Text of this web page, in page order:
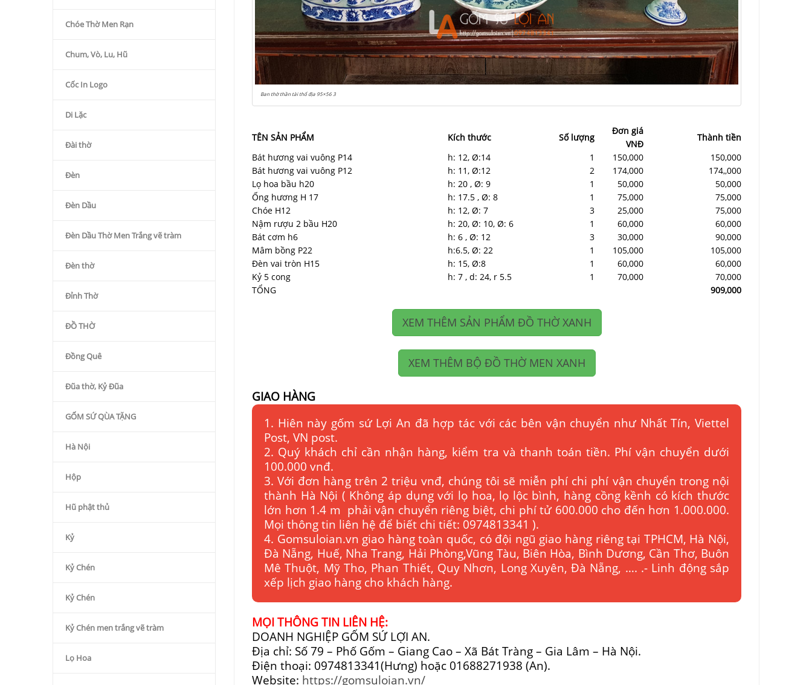
Chóe Thờ Men Rạn
Chum, Vò, Lu, Hũ
Cốc In Logo
Di Lặc
Đài thờ
Đèn
Đèn Dầu
Đèn Dầu Thờ Men Trắng vẽ tràm
Đèn thờ
Đỉnh Thờ
ĐỒ THỜ
Đồng Quê
Đũa thờ, Kỷ Đũa
GỐM SỨ QÙA TẶNG
Hà Nội
Hộp
Hũ phật thủ
Kỷ
Kỷ Chén
Kỷ Chén
Kỷ Chén men trắng vẽ tràm
Lọ Hoa
Ban thờ thần tài thổ địa 95×56 3
TÊN SẢN PHẨM Kích thước Số lượng
Đơn giá
VNĐ
Thành tiền
Bát hương vai vuông P14
h: 12, Ø:14 1 150,000
150,000
Bát hương vai vuông P12
h: 11, Ø:12 2 174,000
174,,000
Lọ hoa bầu h20
h: 20 , Ø: 9 1 50,000
50,000
Ống hương H 17
h: 17.5 , Ø: 8 1 75,000
75,000
Chóe H12
h: 12, Ø: 7 3 25,000
75,000
Nậm rượu 2 bầu H20
h: 20, Ø: 10, Ø: 6 1 60,000
60,000
Bát cơm h6
h: 6 , Ø: 12 3 30,000
90,000
Mâm bồng P22
h:6.5, Ø: 22 1 105,000
105,000
Đèn vai tròn H15
h: 15, Ø:8 1 60,000
60,000
Kỷ 5 cong
h: 7 , d: 24, r 5.5 1 70,000
70,000
TỔNG
909,000
XEM THÊM SẢN PHẨM ĐỒ THỜ XANH
XEM THÊM BỘ ĐỒ THỜ MEN XANH
GIAO HÀNG
1. Hiên này gốm sứ Lợi An đã hợp tác với các bên vận chuyển như Nhất Tín, Viettel
Post, VN post.
2. Quý khách chỉ cần nhận hàng, kiểm tra và thanh toán tiền. Phí vận chuyển dưới
100.000 vnđ.
3. Với đơn hàng trên 2 triệu vnđ, chúng tôi sẽ miễn phí chi phí vận chuyển trong nội
thành Hà Nội ( Không áp dụng với lọ hoa, lọ lộc bình, hàng cồng kềnh có kích thước
lớn hơn 1.4 m phải vận chuyển riêng biệt, chi phí tử 600.000 cho đến hơn 1.000.000.
Mọi thông tin liên hệ để biết chi tiết: 0974813341 ).
4. Gomsuloian.vn giao hàng toàn quốc, có đội ngũ giao hàng riêng tại TPHCM, Hà Nội,
Đà Nẵng, Huế, Nha Trang, Hải Phòng,Vũng Tàu, Biên Hòa, Bình Dương, Cần Thơ, Buôn
Mê Thuột, Mỹ Tho, Phan Thiết, Quy Nhơn, Long Xuyên, Đà Nẵng, …. .- Linh động sắp
xếp lịch giao hàng cho khách hàng.
MỌI THÔNG TIN LIÊN HỆ:
DOANH NGHIỆP GỐM SỨ LỢI AN.
Địa chỉ: Số 79 – Phố Gốm – Giang Cao – Xã Bát Tràng – Gia Lâm – Hà Nội.
Điện thoại: 0974813341(Hưng) hoặc 01688271938 (An).
Website: https://gomsuloian.vn/